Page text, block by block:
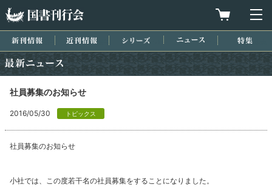
買物カゴを
新刊情報 近刊情報 シリーズ ニュース
社員募集のお知らせ
2016/05/30 トピックス
社員募集のお知らせ
小社では、この度若干名の社員募集をすることになりました。